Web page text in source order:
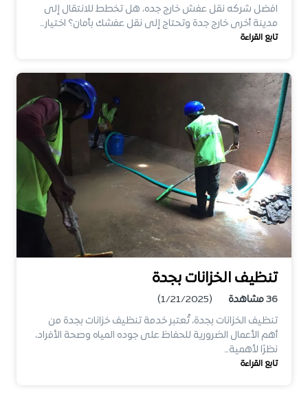
افضل شركه نقل عفش خارج جده، هل تخطط للانتقال إلى
مدينة أخرى خارج جدة وتحتاج إلى نقل عفشك بأمان؟ اختيار…
تابع القراءة
تنظيف الخزانات بجدة
36مشاهدة
(1/21/2025)
تنظيف الخزانات بجدة، تُعتبر خدمة تنظيف خزانات بجدة من
أهم الأعمال الضرورية للحفاظ على جوده المياه وصحة الأفراد،
نظرًا لأهمية…
تابع القراءة